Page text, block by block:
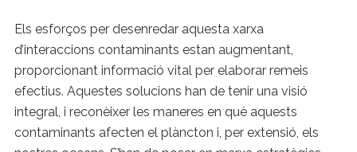
Els esforços per desenredar aquesta xarxa
d’interaccions contaminants estan augmentant,
proporcionant informació vital per elaborar remeis
efectius. Aquestes solucions han de tenir una visió
integral, i reconèixer les maneres en què aquests
contaminants afecten el plàncton i, per extensió, els